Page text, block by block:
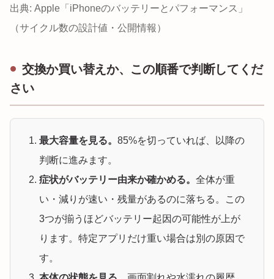
出典: Apple「iPhoneのバッテリーとパフォーマンス」
（サイクル数の設計値・公開情報）
交換か買い替えか、この順番で判断してくだ
さい
最大容量を見る。 85%を切っていれば、以降の
判断に進みます。
症状がバッテリー由来か確かめる。 全体が重
い・減りが速い・残量があるのに落ちる。この
3つが揃うほどバッテリー起因の可能性が上が
ります。特定アプリだけ重い場合は別の原因で
す。